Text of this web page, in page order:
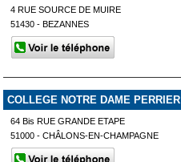
4 RUE SOURCE DE MUIRE
51430 - BEZANNES
COLLEGE NOTRE DAME PERRIER
64 Bis RUE GRANDE ETAPE
51000 - CHÂLONS-EN-CHAMPAGNE